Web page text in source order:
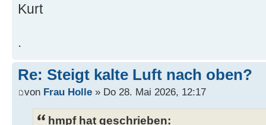
Kurt
.
Re: Steigt kalte Luft nach oben?
von Frau Holle » Do 28. Mai 2026, 12:17
hmpf hat geschrieben: